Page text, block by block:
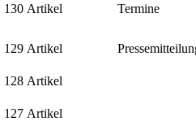
130 Artikel Termine
129 Artikel
128 Artikel
127 Artikel